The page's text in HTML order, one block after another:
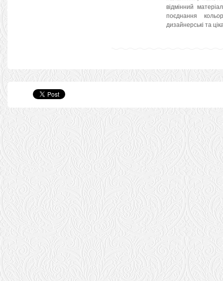
відмінний
поєднання
дизайнерські та